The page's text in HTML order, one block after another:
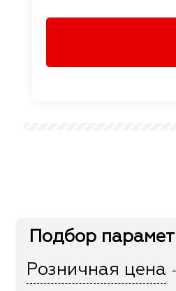
Подбор
Розничная цена